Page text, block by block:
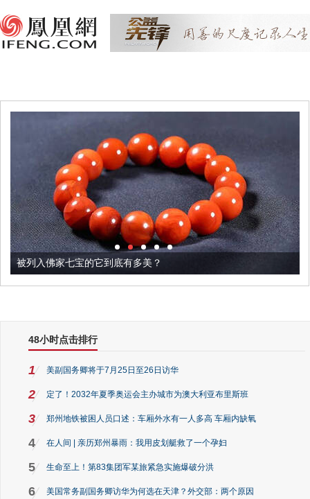
被列入佛家七宝的它到底有多美？
48小时点击排行
1 美副国务卿将于7月25日至26日访华
2 定了！2032年夏季奥运会主办城市为澳大利亚布里斯班
3 郑州地铁被困人员口述：车厢外水有一人多高 车厢内缺氧
4 在人间 | 亲历郑州暴雨：我用皮划艇救了一个孕妇
5 生命至上！第83集团军某旅紧急实施爆破分洪
6 美国常务副国务卿访华为何选在天津？外交部：两个原因